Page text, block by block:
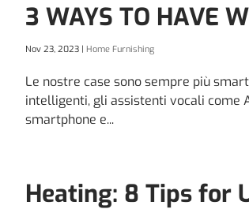
3 WAYS TO HAVE
Nov 23, 2023 | Home Furnishing
Le nostre case sono sempre più
intelligenti, gli assistenti vocali come
smartphone e...
Heating: 8 Tips for